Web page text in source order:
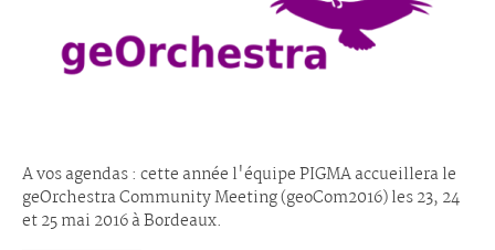
A vos agendas : cette année l'équipe PIGMA accueillera le
geOrchestra Community Meeting (geoCom2016) les 23, 24
et 25 mai 2016 à Bordeaux.